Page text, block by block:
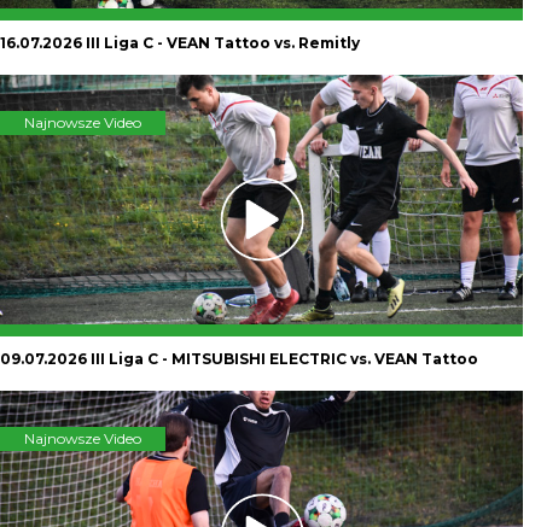
16.07.2026 III Liga C - VEAN Tattoo vs. Remitly
Najnowsze Video
09.07.2026 III Liga C - MITSUBISHI ELECTRIC vs. VEAN Tattoo
Najnowsze Video